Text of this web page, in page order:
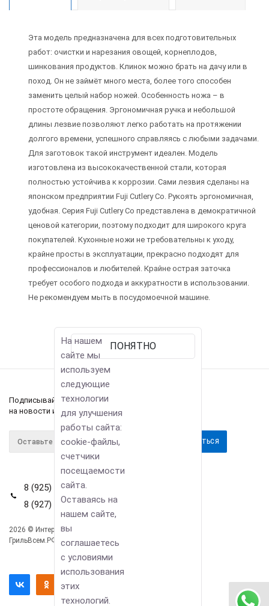
Эта модель предназначена для всех подготовительных
работ: очистки и нарезания овощей, корнеплодов,
шинкования продуктов. Клинок можно брать на дачу или в
поход. Он не займёт много места, более того способен
заменить целый набор ножей. Особенность ножа – в
простоте обращения. Эргономичная ручка и небольшой
длины лезвие позволяют легко работать на протяжении
долгого времени, успешного справляясь с любыми задачами.
Для заготовок такой инструмент идеален. Модель
изготовлена из высококачественной стали, которая
полностью устойчива к коррозии. Сами лезвия сделаны на
японском предприятии Fuji Cutlery Co. Рукоять эргономичная,
удобная. Серия Fuji Cutlery Co представлена в демократичной
ценовой категории, поэтому подходит для широкого круга
покупателей. Кухонные ножи не требовательны к уходу,
крайне просты в эксплуатации, прекрасно подходят для
профессионалов и любителей. Крайне острая заточка
требует особого подхода и аккуратности в использовании.
Не рекомендуем мыть в посудомоечной машине.
Подписывайтесь
на новости и акции
8 (925) 114-42-80
8 (927) 911-22-66
2026 © Интернет-магазин
ГрильВсем.РФ
Информация
Помощь
ПОНЯТНО
На нашем
сайте мы
используем
следующие
технологии
для улучшения
работы сайта:
cookie-файлы,
счетчики
посещаемости
сайта.
Оставаясь на
нашем сайте,
вы
соглашаетесь
с условиями
использования
этих
технологий.